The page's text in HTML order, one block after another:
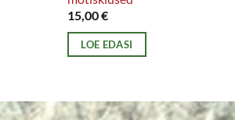
15,00€
LOE EDASI